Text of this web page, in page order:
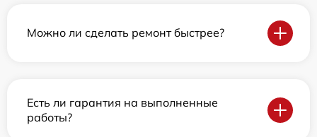
Можно ли сделать ремонт быстрее?
Есть ли гарантия на выполненные
работы?